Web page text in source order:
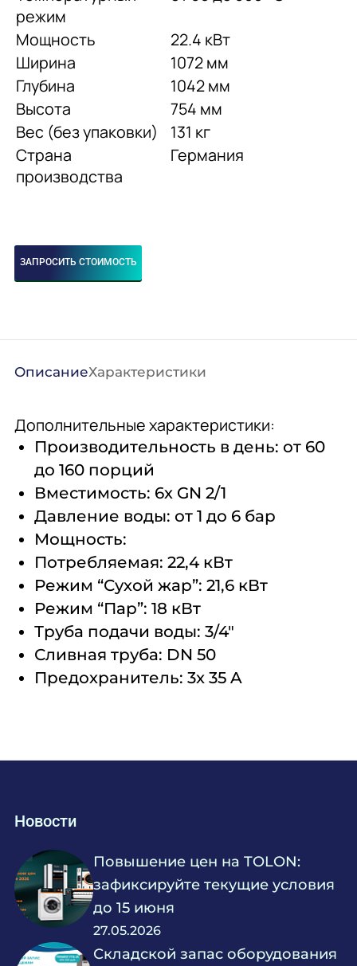
режим
Мощность
22.4 кВт
Ширина
1072 мм
Глубина
1042 мм
Высота
754 мм
Вес (без упаковки)
131 кг
Страна
производства
Германия
ЗАПРОСИТЬ СТОИМОСТЬ
ОписаниеХарактеристики
Дополнительные характеристики:
Производительность в день: от 60
до 160 порций
Вместимость: 6х GN 2/1
Давление воды: от 1 до 6 бар
Мощность:
Потребляемая: 22,4 кВт
Режим “Сухой жар”: 21,6 кВт
Режим “Пар”: 18 кВт
Труба подачи воды: 3/4″
Сливная труба: DN 50
Предохранитель: 3x 35 A
Новости
Повышение цен на TOLON:
зафиксируйте текущие условия
до 15 июня
27.05.2026
Складской запас оборудования